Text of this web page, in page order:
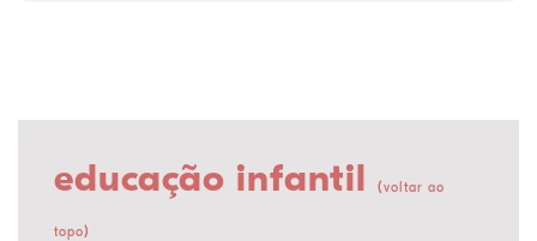
educação infantil (voltar ao
topo)